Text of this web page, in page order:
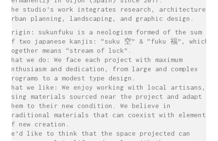
The studio’s work integrates research, architecture,
urban planning, landscaping, and graphic design.
Origin: sukunfuku is a neologism formed of the sum
of two japanese kanjis: “suku 空” & “fuku 福”, which
together means “stream of luck”.
What we do: We face each project with maximum
enthusiasm and dedication, from large and complex
programs to a modest type design.
What we like: We enjoy working with local artisans,
using materials sourced near the project and adapt
them to their new condition. We believe in
traditional materials that can coexist with elements
of new creation.
We’d like to think that the space projected can